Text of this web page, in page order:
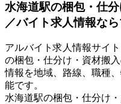
水海道駅の梱包・仕
／バイト求人情報な
アルバイト求人情報サイ
の梱包・仕分け・資材搬
情報を地域、路線、職種
能です。
水海道駅の梱包・仕分け